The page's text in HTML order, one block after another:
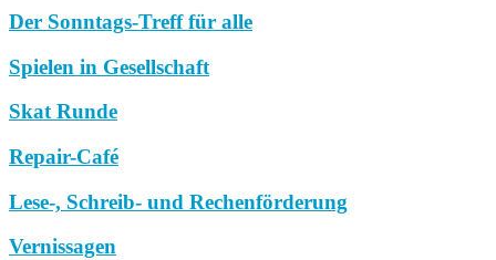
Der Sonntags-Treff für alle
Spielen in Gesellschaft
Skat Runde
Repair-Café
Lese-, Schreib- und Rechenförderung
Vernissagen